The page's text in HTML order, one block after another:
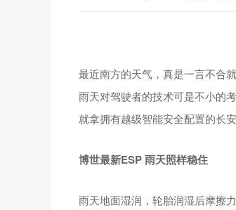
最近南方的天气，真是一言不合
雨天对驾驶者的技术可是不小的
就拿拥有越级智能安全配置的长
博世最新ESP 雨天照样稳住
雨天地面湿润，轮胎润湿后摩擦